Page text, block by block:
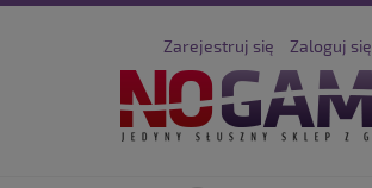
Zarejestruj się Zaloguj się